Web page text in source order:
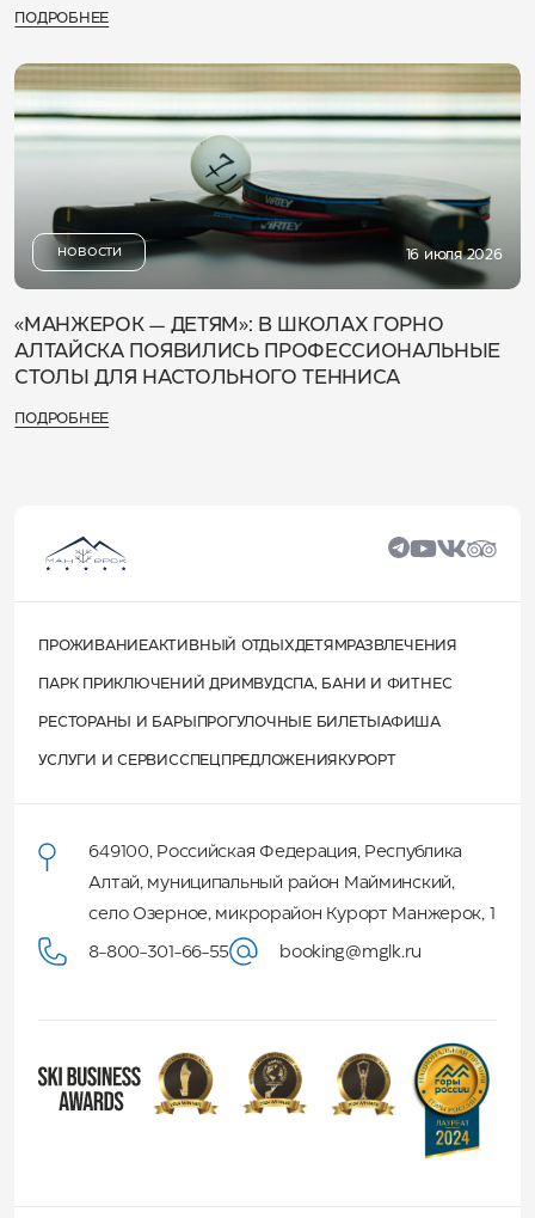
ПОДРОБНЕЕ
НОВОСТИ 16 июля 2026
«МАНЖЕРОК — ДЕТЯМ»: В ШКОЛАХ ГОРНО
АЛТАЙСКА ПОЯВИЛИСЬ ПРОФЕССИОНАЛЬНЫЕ
СТОЛЫ ДЛЯ НАСТОЛЬНОГО ТЕННИСА
ПОДРОБНЕЕ
ПРОЖИВАНИЕАКТИВНЫЙ ОТДЫХДЕТЯМ РАЗВЛЕЧЕНИЯ
ПАРК ПРИКЛЮЧЕНИЙ ДРИМВУД СПА, БАНИ И ФИТНЕС
РЕСТОРАНЫ И БАРЫ ПРОГУЛОЧНЫЕ БИЛЕТЫАФИША
УСЛУГИ И СЕРВИССПЕЦПРЕДЛОЖЕНИЯ КУРОРТ
649100, Российская Федерация, Республика
Алтай, муниципальный район Майминский,
село Озерное, микрорайон Курорт Манжерок, 1
8-800-301-66-55 booking@mglk.ru